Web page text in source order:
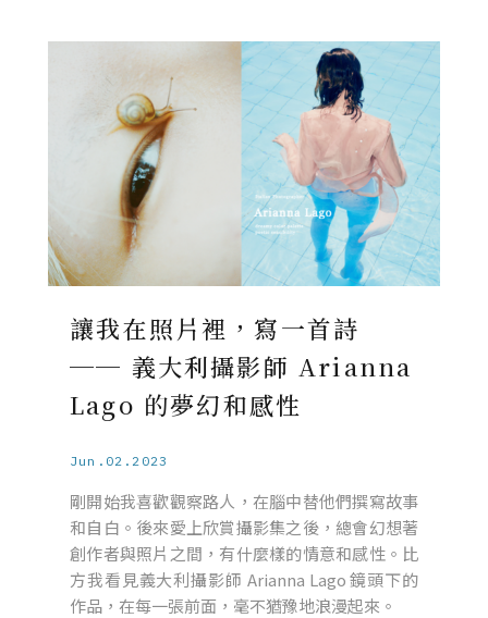
讓我在照片裡，寫一首詩
── 義大利攝影師 Arianna
Lago 的夢幻和感性
Jun.02.2023
剛開始我喜歡觀察路人，在腦中替他們撰寫故事
和自白。後來愛上欣賞攝影集之後，總會幻想著
創作者與照片之間，有什麼樣的情意和感性。比
方我看見義大利攝影師 Arianna Lago 鏡頭下的
作品，在每一張前面，毫不猶豫地浪漫起來。